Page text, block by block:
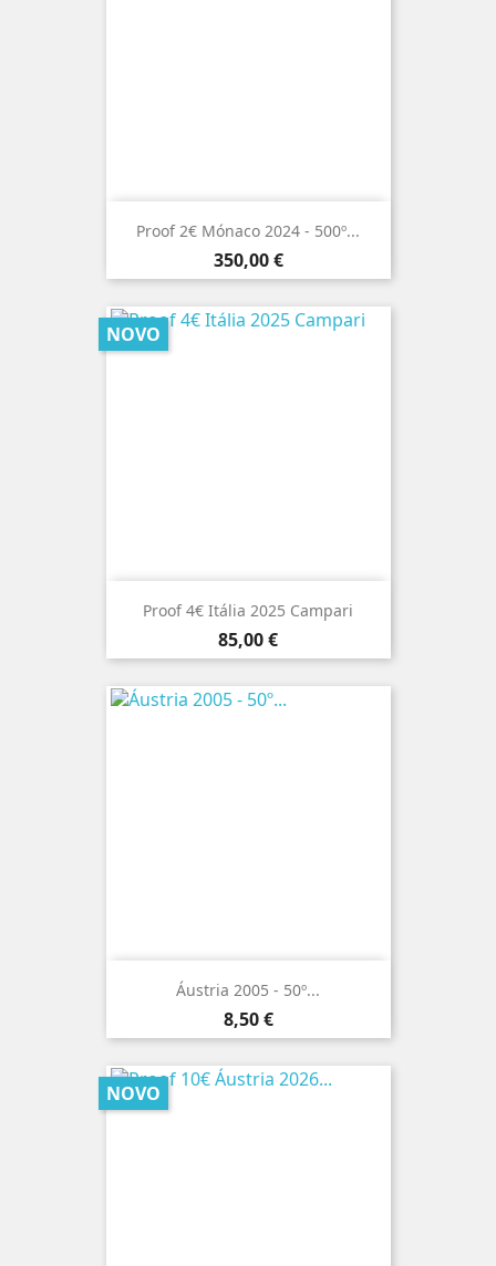
Proof 2€ Mónaco 2024 - 500º...
Preço
350,00 €
Proof 4€ Itália 2025 Campari
Preço
85,00 €
NOVO
Áustria 2005 - 50º...
Preço
8,50 €
NOVO